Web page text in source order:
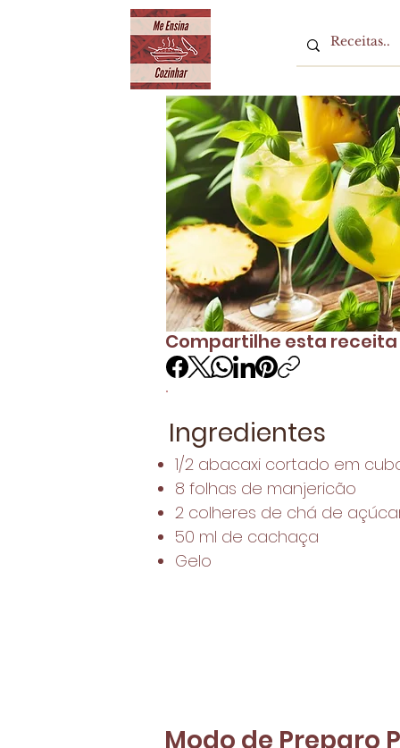
Compartilhe esta receita
Ingredientes
1/2 abacaxi cortado em
8 folhas de manjericão
2 colheres de chá de
50 ml de cachaça
Gelo
Modo de Preparo